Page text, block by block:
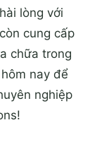
lòng với
cung cấp
chữa trong
nay để
nghiệp